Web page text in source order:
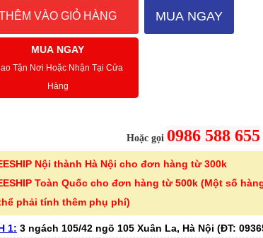
MUA NGAY
MUA NGAY
Tận Nơi Hoặc Nhận Tại Cửa
Hàng
Hoặc gọi 0986 588 655
Nội thành Hà Nội cho đơn hàng từ 300k
Toàn Quốc cho đơn hàng từ 500k (Một số
phải tính thêm phụ phí)
1: 3 ngách 105/42 ngõ 105 Xuân La, Hà Nội (ĐT:
cứ vào tình hình thời tiết
-46%
Bình thủy tinh cao cấp
299.000 ₫
550.000 ₫
-46%
Kéo cắt